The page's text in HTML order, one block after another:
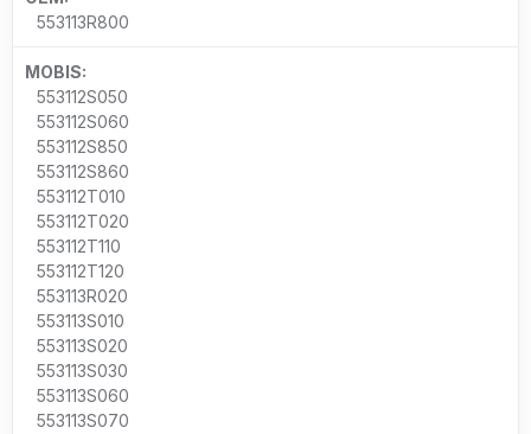
553113R800
MOBIS:
553112S050
553112S060
553112S850
553112S860
553112T010
553112T020
553112T110
553112T120
553113R020
553113S010
553113S020
553113S030
553113S060
553113S070